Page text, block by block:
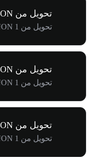
تحويل من IRENON إلى AUD
تحويل من 1 IRENON إلى $59.80
تحويل من IRENON إلى IDR
تحويل من 1 IRENON إلى Rp754.64K
تحويل من IRENON إلى EUR
تحويل من 1 IRENON إلى €36.57